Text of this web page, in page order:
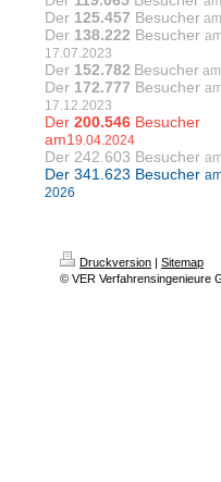
Der 125.457 Besucher
Der 138.222 Besucher am
17.07.2023
Der 152.782 Besucher
Der 172.777 Besucher am
17.12.2023
Der 200.546 Besucher
am1 9.04.2024
Der 242.603 Besucher am
Der 341.623 Besucher
2026
Druckversion | Sitemap
© VER Verfahrensingenieure